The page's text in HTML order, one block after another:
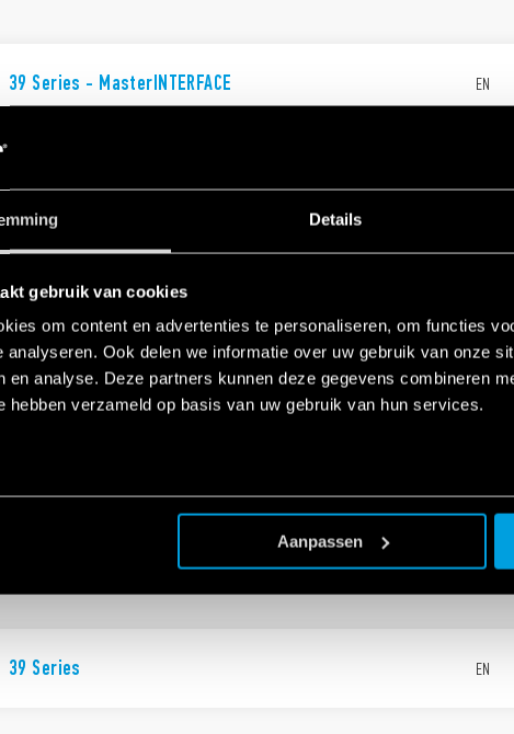
Details
gebruik van cookies
om content en advertenties te personaliseren, om functies
analyseren. Ook delen we informatie over uw gebruik van onze
en analyse. Deze partners kunnen deze gegevens combineren
hebben verzameld op basis van uw gebruik van hun services.
Aanpassen
39 Series - MasterINTERFACE EN
DoC 39 Series - SSR Relay module interfaces
UKCA 39 Series - SSR Relay Interface Modules EN
39 Series EN